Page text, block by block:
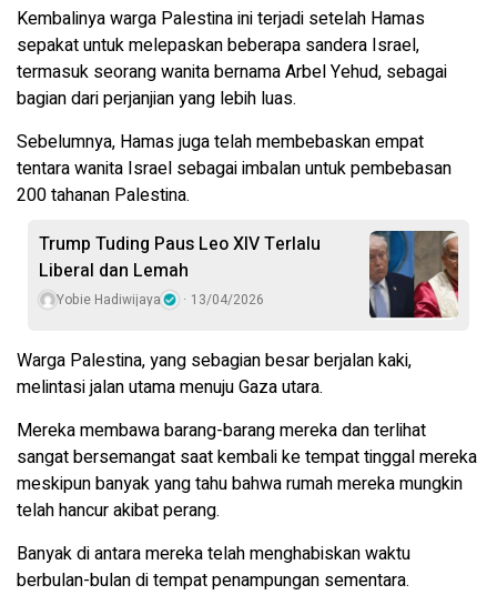
Kembalinya warga Palestina ini terjadi setelah Hamas
sepakat untuk melepaskan beberapa sandera Israel,
termasuk seorang wanita bernama Arbel Yehud, sebagai
bagian dari perjanjian yang lebih luas.
Sebelumnya, Hamas juga telah membebaskan empat
tentara wanita Israel sebagai imbalan untuk pembebasan
200 tahanan Palestina.
Trump Tuding Paus Leo XIV Terlalu
Liberal dan Lemah
Yobie Hadiwijaya 13/04/2026
Warga Palestina, yang sebagian besar berjalan kaki,
melintasi jalan utama menuju Gaza utara.
Mereka membawa barang-barang mereka dan terlihat
sangat bersemangat saat kembali ke tempat tinggal mereka
meskipun banyak yang tahu bahwa rumah mereka mungkin
telah hancur akibat perang.
Banyak di antara mereka telah menghabiskan waktu
berbulan-bulan di tempat penampungan sementara.